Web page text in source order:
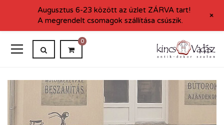
0
Augusztus 6-23 között az üzlet ZÁRVA tart!
A megrendelt csomagok szállítása csúszik.
+